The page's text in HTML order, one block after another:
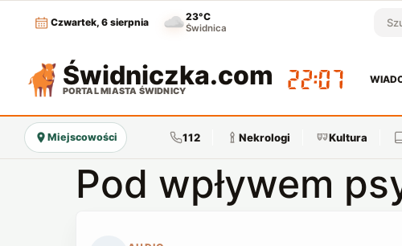
Czwartek, 6 sierpnia
23°C
Świdnica
Świdniczka.com
PORTAL MIASTA ŚWIDNICY 22:07
Miejscowości 112 Nekrologi Kultura
Pod wpływem